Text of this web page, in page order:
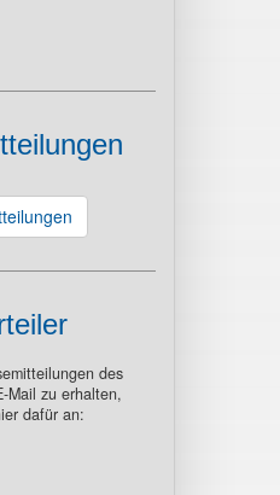
des
Mail zu erhalten,
dafür an: